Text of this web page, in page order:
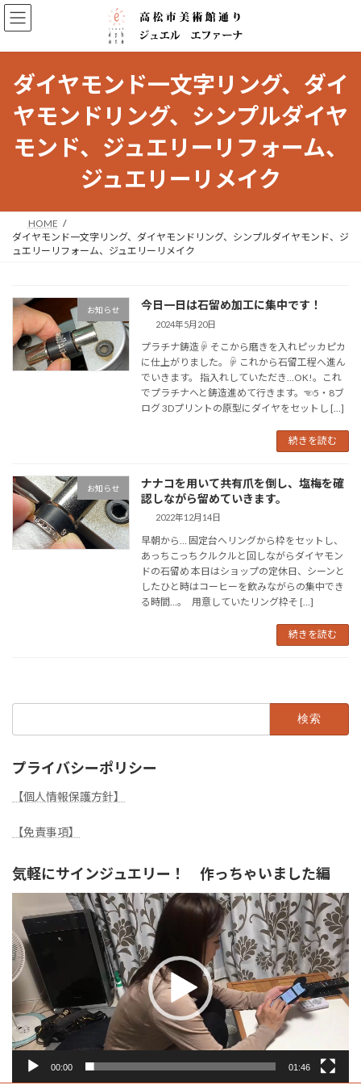
コ
ン
ン
ナ
ビ
ー
ダイヤモンド一文字リング、ダイ
ヤモンドリング、シンプルダイヤ
モンド、ジュエリーリフォーム、
ジュエリーリメイク
HOME
ダイヤモンド一文字リング、ダイヤモンドリング、シンプルダイヤモンド、ジ
ュエリーリフォーム、ジュエリーリメイク
お知らせ 今日一日は石留め加工に集中です！
2024年5月20日
プラチナ鋳造☟ そこから磨きを入れピッカピカ
に仕上がりました。☟ これから石留工程へ進ん
でいきます。 指入れしていただき…OK!。これ
でプラチナへと鋳造進めて行きます。☜5・8ブ
ログ 3Dプリントの原型にダイヤをセットし […]
続きを読む
お知らせ
ナナコを用いて共有爪を倒し、塩梅を確
認しながら留めていきます。
2022年12月14日
早朝から… 固定台へリングから枠をセットし、
あっちこっちクルクルと回しながらダイヤモン
ドの石留め 本日はショップの定休日、シーンと
したひと時はコーヒーを飲みながらの集中でき
る時間…。 用意していたリング枠そ […]
続きを読む
プライバシーポリシー
【個人情報保護方針】
【免責事項】
気軽にサインジュエリー！ 作っちゃいました編
画
プ
レ
ー
ヤ
00:00 01:46